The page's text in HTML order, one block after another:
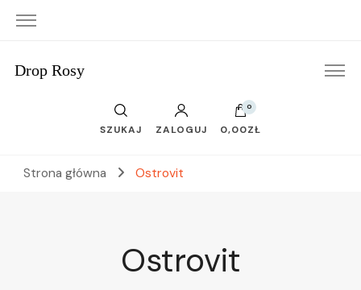
Drop Rosy
SZUKAJ ZALOGUJ
0
0,00ZŁ
Strona główna Ostrovit
Ostrovit